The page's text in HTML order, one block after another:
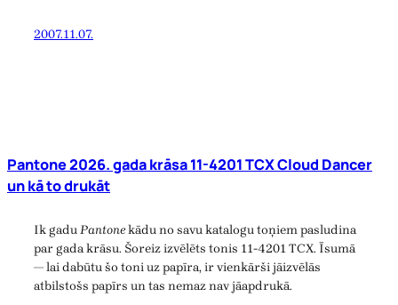
2007.11.07.
Pantone 2026. gada krāsa 11-4201 TCX Cloud Dancer
un kā to drukāt
Ik gaduPantonekādu no savu katalogu toņiem pasludina
par gada krāsu. Šoreiz izvēlēts tonis 11-4201 TCX. Īsumā
— lai dabūtu šo toni uz papīra, ir vienkārši jāizvēlās
atbilstošs papīrs un tas nemaz nav jāapdrukā.